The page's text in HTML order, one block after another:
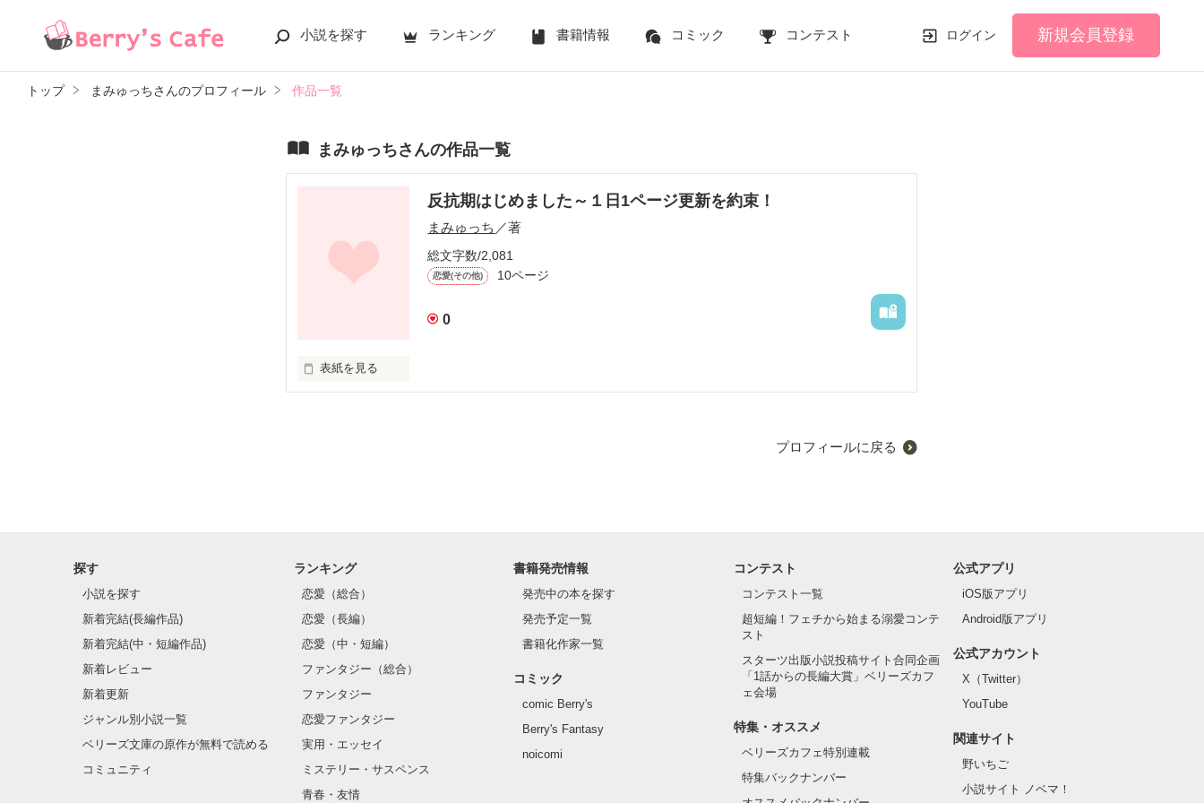
小説を探す ランキング 書籍情報 コミック コンテスト ログイン 新規会員登録
トップ まみゅっちさんのプロフィール 作品一覧
まみゅっちさんの作品一覧
反抗期はじめました～１日1ページ更新を約束！
まみゅっち ／著
総文字数/2,081
恋愛(その他) 10ページ
0
表紙を見る
反抗期って
正直めんどい！w
だからこそ！
こんなどうしょうもないやつですが
よろしくお願いします！
プロフィールに戻る
探す
小説を探す
新着完結(長編作品)
新着完結(中・短編作品)
新着レビュー
新着更新
ジャンル別小説一覧
ベリーズ文庫の原作が無料で読める
コミュニティ
ランキング
恋愛（総合）
恋愛（長編）
恋愛（中・短編）
ファンタジー（総合）
ファンタジー
恋愛ファンタジー
実用・エッセイ
ミステリー・サスペンス
青春・友情
書籍発売情報
発売中の本を探す
発売予定一覧
書籍化作家一覧
コミック
comic Berry's
Berry's Fantasy
noicomi
コンテスト
コンテスト一覧
超短編！フェチから始まる溺愛コンテ
スト
スターツ出版小説投稿サイト合同企画
「1話からの長編大賞」ベリーズカフ
ェ会場
特集・オススメ
ベリーズカフェ特別連載
特集バックナンバー
公式アプリ
iOS版アプリ
Android版アプリ
公式アカウント
X（Twitter）
YouTube
関連サイト
野いちご
小説サイト ノベマ！